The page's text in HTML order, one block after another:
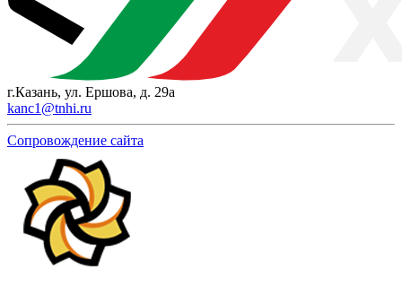
г.Казань, ул. Ершова, д. 29а
kanc1@tnhi.ru
Сопровождение сайта